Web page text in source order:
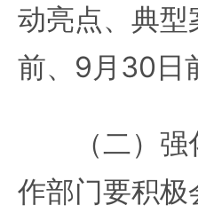
动亮点、典
前、9月30日
（二）强化
作部门要积